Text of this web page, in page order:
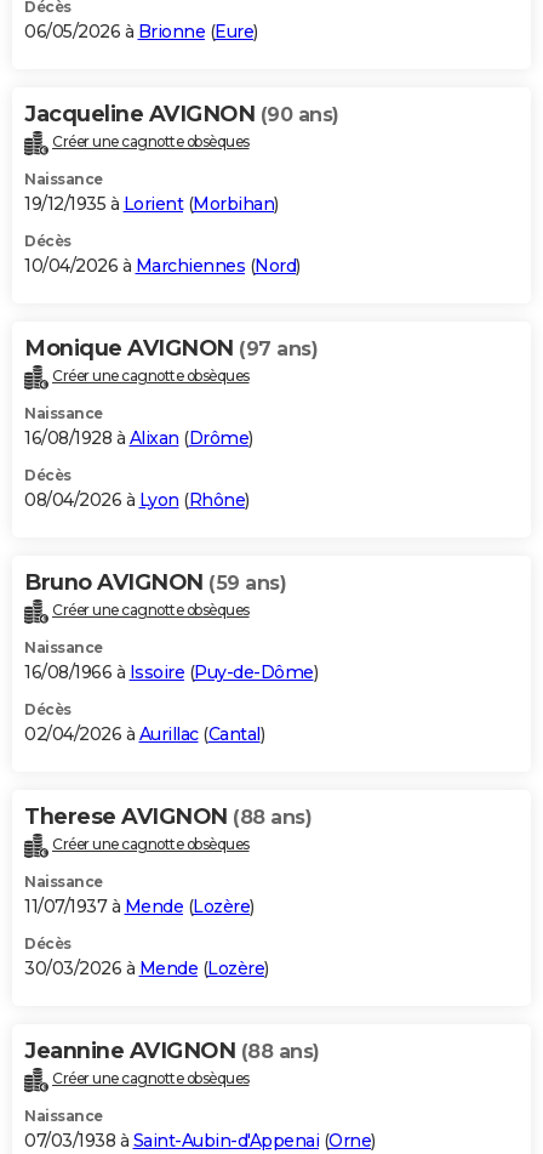
Décès
06/05/2026 à Brionne (Eure)
Jacqueline AVIGNON (90 ans)
Créer une cagnotte obsèques
Naissance
19/12/1935 à Lorient(Morbihan)
Décès
10/04/2026 à Marchiennes (Nord)
Monique AVIGNON (97 ans)
Créer une cagnotte obsèques
Naissance
16/08/1928 à Alixan (Drôme)
Décès
08/04/2026 à Lyon (Rhône)
Bruno AVIGNON (59 ans)
Créer une cagnotte obsèques
Naissance
16/08/1966 à Issoire (Puy-de-Dôme)
Décès
02/04/2026 à Aurillac(Cantal)
Therese AVIGNON (88 ans)
Créer une cagnotte obsèques
Naissance
11/07/1937 à Mende (Lozère)
Décès
30/03/2026 à Mende (Lozère)
Jeannine AVIGNON (88 ans)
Créer une cagnotte obsèques
Naissance
07/03/1938 à Saint-Aubin-d'Appenai (Orne)